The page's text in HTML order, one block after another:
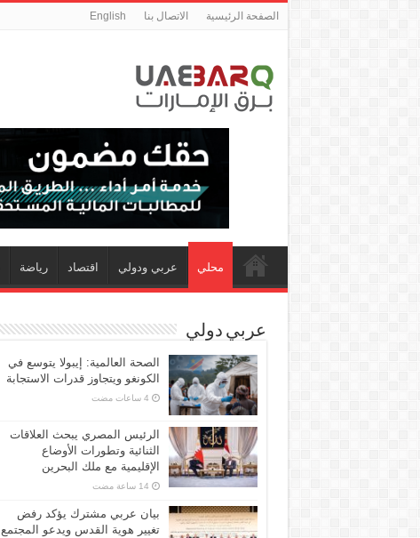
الصفحة الرئيسية الاتصال بنا English
محلي عربي ودولي اقتصاد رياضة
عربي دولي
الصحة العالمية: إيبولا يتوسع في
الكونغو ويتجاوز قدرات الاستجابة
الرئيس المصري يبحث العلاقات
الثنائية وتطورات الأوضاع
الإقليمية مع ملك البحرين
بيان عربي مشترك يؤكد رفض
تغيير هوية القدس ويدعو المجتمع